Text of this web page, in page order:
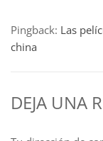
Pingback: Las
china
DEJA UNA